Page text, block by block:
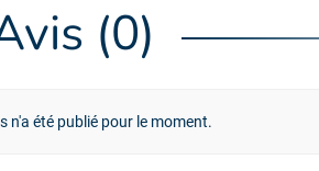
(0)
n'a été publié pour le moment.